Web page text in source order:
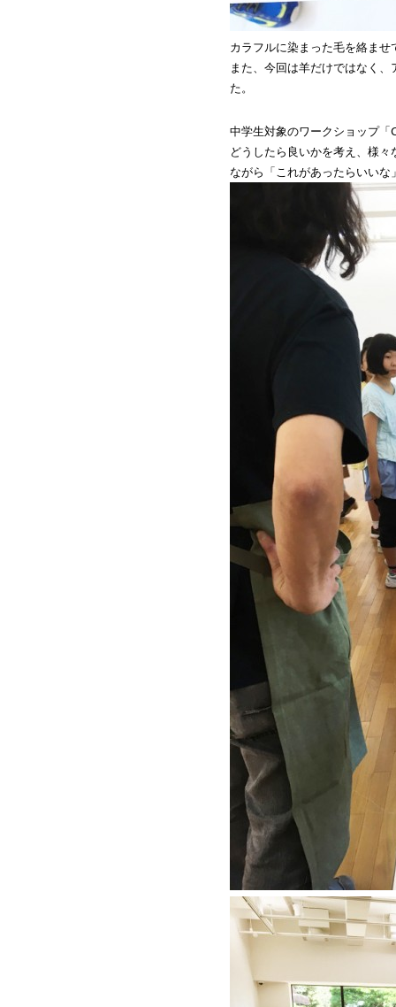
カラフルに染まった毛を絡ま
また、今回は羊だけではなく
た。
中学生対象のワークショップ
どうしたら良いかを考え、様
ながら「これがあったらいい